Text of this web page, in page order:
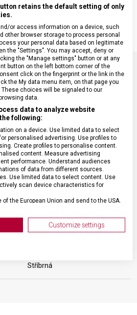
aranžování pokrmů. Pinzeta je
PRODUKTU
Kuchyňské vybavení
24 měsíců
26 g
Stříbrná
retains the default setting of only
or access information on a device, such
other browser storage to process personal
your personal data based on legitimate
the "Settings". You may accept, deny or
the "Manage settings" button or at any
button on the left bottom corner of the
click on the fingerprint or the link in the
the My data menu item, on that page you
choices will be signaled to our
data.
data to analyze website
following:
on a device. Use limited data to select
personalised advertising. Use profiles to
Create profiles to personalise content.
content. Measure advertising
performance. Understand audiences
of data from different sources.
Use limited data to select content. Use
scan device characteristics for
the European Union and send to the USA.
purposes:
on a device
Customize settings